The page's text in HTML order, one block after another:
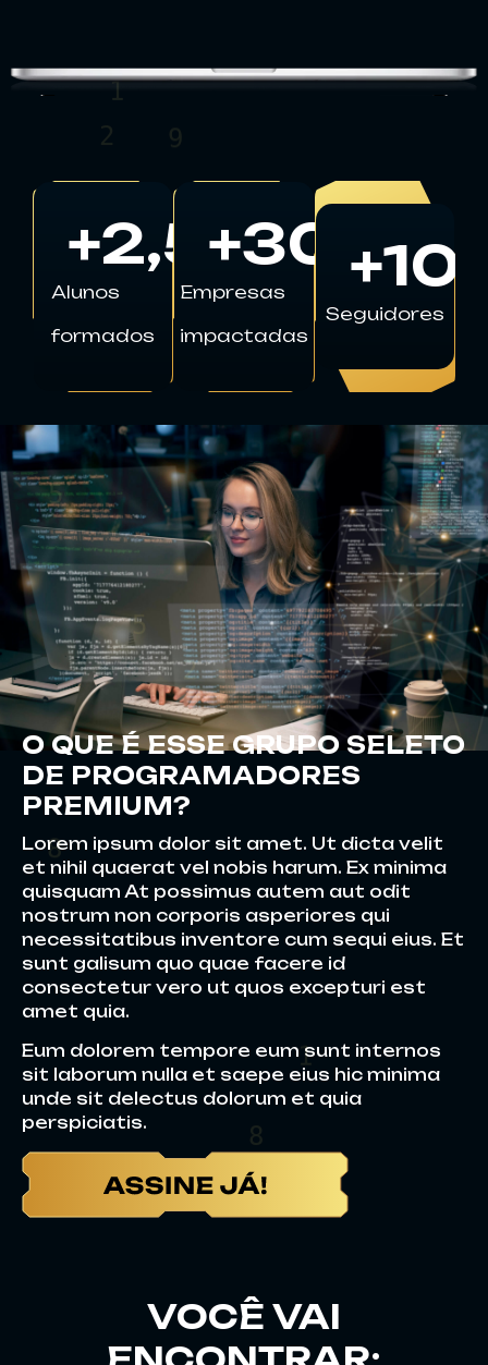
Alunos
formados
+2,500
Empresas
impactadas
+300
Seguidores
+
O QUE É ESSE GRUPO SELETO
DE PROGRAMADORES
PREMIUM?
Lorem ipsum dolor sit amet. Ut dicta velit
et nihil quaerat vel nobis harum. Ex minima
quisquam At possimus autem aut odit
nostrum non corporis asperiores qui
necessitatibus inventore cum sequi eius. Et
sunt galisum quo quae facere id
consectetur vero ut quos excepturi est
amet quia.
Eum dolorem tempore eum sunt internos
sit laborum nulla et saepe eius hic minima
unde sit delectus dolorum et quia
perspiciatis.
VOCÊ VAI
9
5